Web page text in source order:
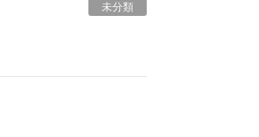
未分類